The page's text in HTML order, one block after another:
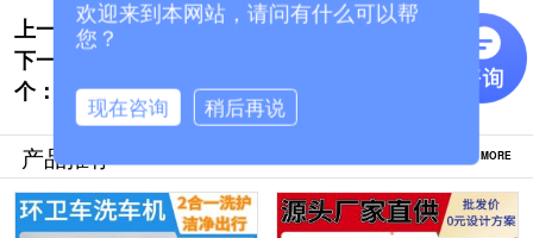
上一个: 工地龙门洗车机厂家联系电话[隆茂鑫晟]
下一
个：
北京搅拌站车辆洗车机厂家哪里有[隆茂鑫
晟]
产品推荐 MORE
欢迎来到本网站，请问有什么可以帮
您？
现在咨询 稍后再说